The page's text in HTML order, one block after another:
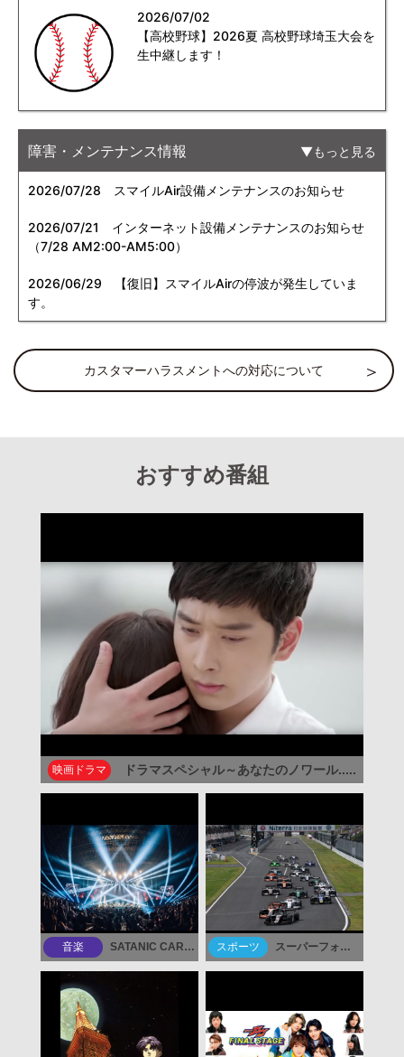
2026/07/02
【高校野球】2026夏 高校野球埼玉大会を
生中継します！
障害・メンテナンス情報 もっと見る
2026/07/28 スマイルAir設備メンテナンスのお知らせ
2026/07/21
インターネット設備メンテナンスのお知らせ
（7/28 AM2:00-AM5:00）
2026/06/29 【復旧】スマイルAirの停波が発生していま
す。
カスタマーハラスメントへの対応について
おすすめ番組